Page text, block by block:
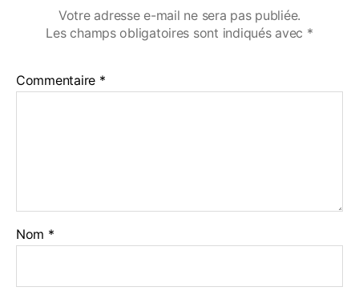
Votre adresse e-mail ne sera pas publiée.
Les champs obligatoires sont indiqués avec *
Commentaire *
Nom *